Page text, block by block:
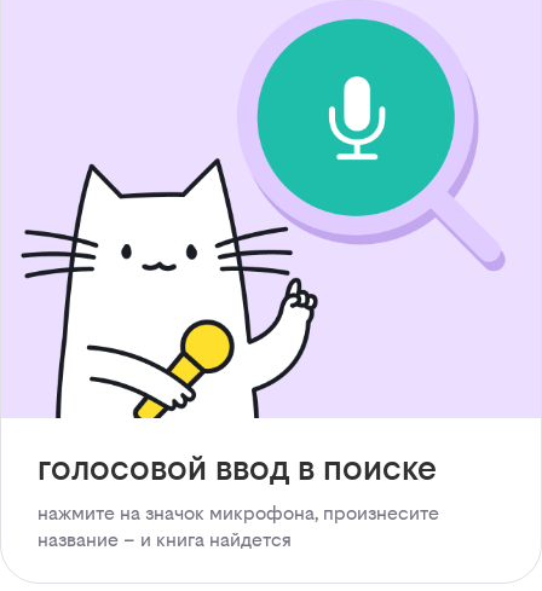
голосовой ввод в поиске
нажмите на значок микрофона, произнесите
название – и книга найдется